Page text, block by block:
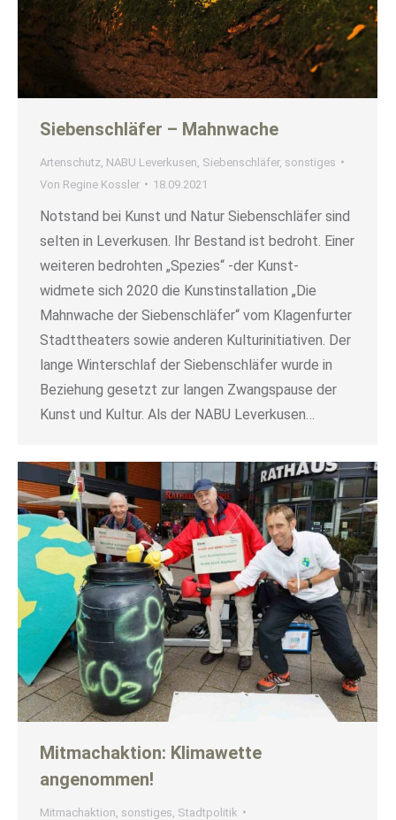
Siebenschläfer – Mahnwache
Artenschutz NABU Leverkusen Siebenschläfer, sonstiges
Von Regine Kossler 18.09.2021
Notstand bei Kunst und Natur Siebenschläfer sind
selten in Leverkusen. Ihr Bestand ist bedroht. Einer
weiteren bedrohten „Spezies“ -der Kunst-
widmete sich 2020 die Kunstinstallation „Die
Mahnwache der Siebenschläfer“ vom Klagenfurter
Stadttheaters sowie anderen Kulturinitiativen. Der
lange Winterschlaf der Siebenschläfer wurde in
Beziehung gesetzt zur langen Zwangspause der
Kunst und Kultur. Als der NABU Leverkusen…
Mitmachaktion: Klimawette
angenommen!
Mitmachaktion sonstiges Stadtpolitik